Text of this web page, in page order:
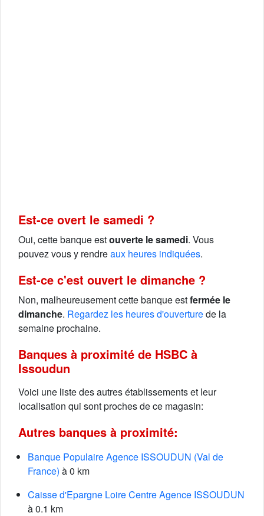
Est-ce overt le samedi ?
Oui, cette banque estouverte le samedi. Vous
pouvez vous y rendreaux heures indiquées.
Est-ce c'est ouvert le dimanche ?
Non, malheureusement cette banque estfermée le
dimanche. Regardez les heures d'ouverturede la
semaine prochaine.
Banques à proximité de HSBC à
Issoudun
Voici une liste des autres établissements et leur
localisation qui sont proches de ce magasin:
Autres banques à proximité:
Banque Populaire Agence ISSOUDUN (Val de
France) à 0 km
Caisse d'Epargne Loire Centre Agence ISSOUDUN
à 0.1 km